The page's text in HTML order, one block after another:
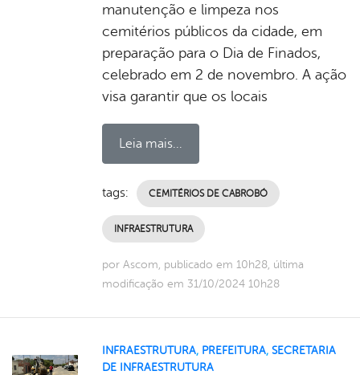
manutenção e limpeza nos
cemitérios públicos da cidade, em
preparação para o Dia de Finados,
celebrado em 2 de novembro. A ação
visa garantir que os locais
Leia mais...
tags: CEMITÉRIOS DE CABROBÓ
INFRAESTRUTURA
por Ascom, publicado em 10h28, última
modificação em 31/10/2024 10h28
INFRAESTRUTURA, PREFEITURA, SECRETARIA
DE INFRAESTRUTURA